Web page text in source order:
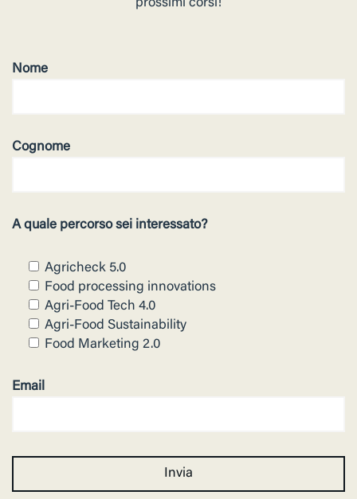
prossimi corsi!
Nome
Cognome
A quale percorso sei interessato?
Agricheck 5.0
Food processing innovations
Agri-Food Tech 4.0
Agri-Food Sustainability
Food Marketing 2.0
Email